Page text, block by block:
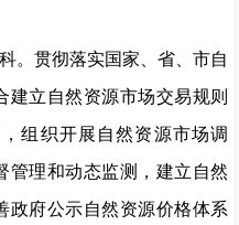
。 贯彻落实国家、省、市自
建立自然资源市场交易规则
组织开展自然资源市场调
管理和动态监测，建立自然
政府公示自然资源价格体系